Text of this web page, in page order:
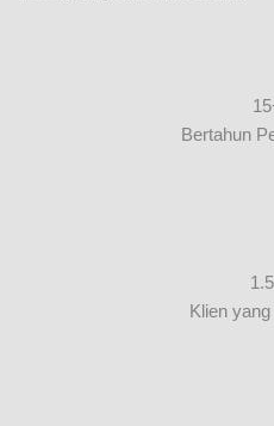
Bertahun
Klien